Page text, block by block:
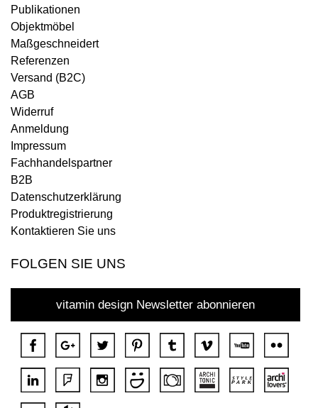
Publikationen
Objektmöbel
Maßgeschneidert
Referenzen
Versand (B2C)
AGB
Widerruf
Anmeldung
Impressum
Fachhandelspartner
B2B
Datenschutzerklärung
Produktregistrierung
Kontaktieren Sie uns
FOLGEN SIE UNS
vitamin design Newsletter abonnieren